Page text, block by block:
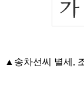
▲송차선씨 별세,